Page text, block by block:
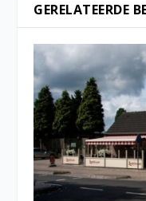
GERELATEERDE